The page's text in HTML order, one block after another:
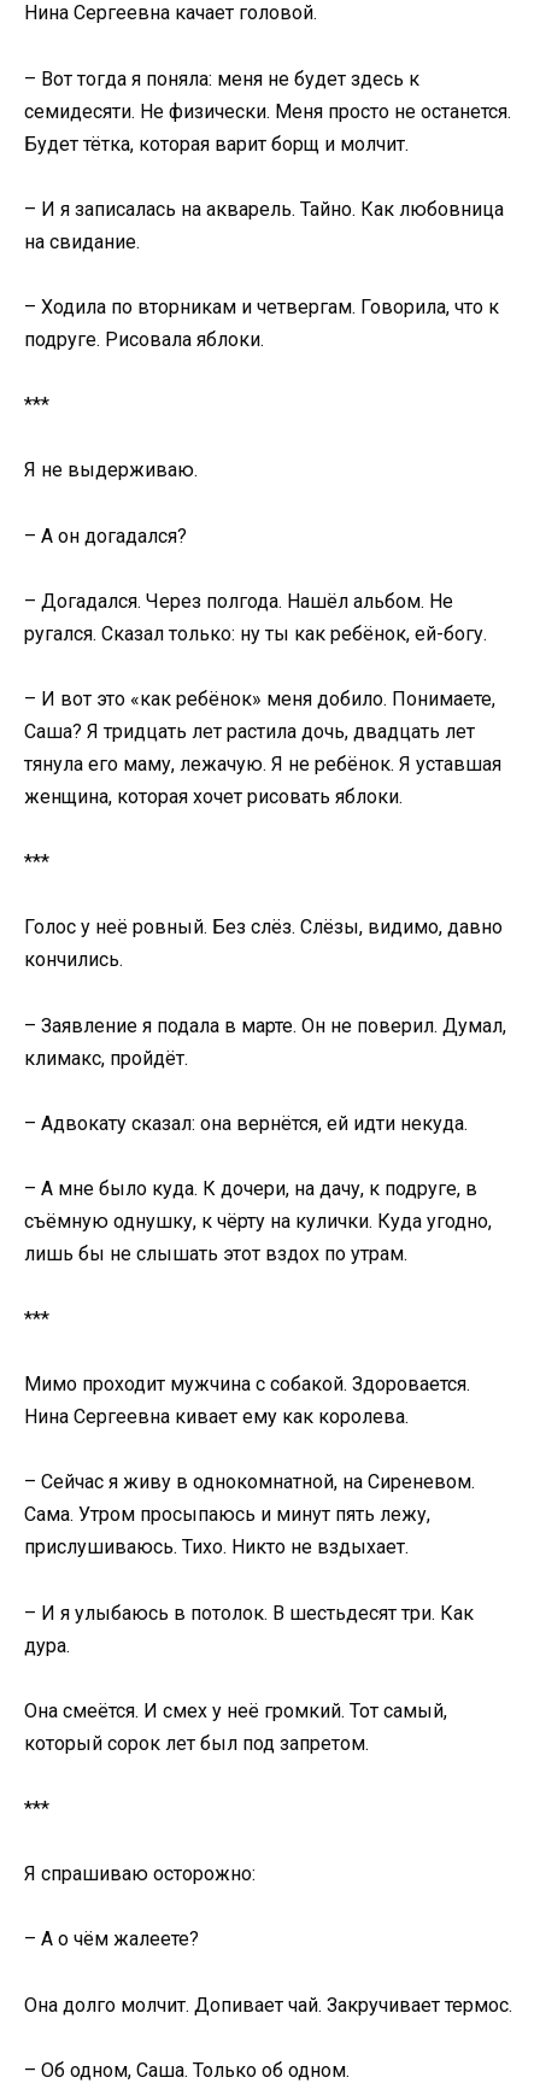
Нина Сергеевна качает головой.
– Вот тогда я поняла: меня не будет здесь к
семидесяти. Не физически. Меня просто не останется.
Будет тётка, которая варит борщ и молчит.
– И я записалась на акварель. Тайно. Как любовница
на свидание.
– Ходила по вторникам и четвергам. Говорила, что к
подруге. Рисовала яблоки.
***
Я не выдерживаю.
– А он догадался?
– Догадался. Через полгода. Нашёл альбом. Не
ругался. Сказал только: ну ты как ребёнок, ей-богу.
– И вот это «как ребёнок» меня добило. Понимаете,
Саша? Я тридцать лет растила дочь, двадцать лет
тянула его маму, лежачую. Я не ребёнок. Я уставшая
женщина, которая хочет рисовать яблоки.
***
Голос у неё ровный. Без слёз. Слёзы, видимо, давно
кончились.
– Заявление я подала в марте. Он не поверил. Думал,
климакс, пройдёт.
– Адвокату сказал: она вернётся, ей идти некуда.
– А мне было куда. К дочери, на дачу, к подруге, в
съёмную однушку, к чёрту на кулички. Куда угодно,
лишь бы не слышать этот вздох по утрам.
***
Мимо проходит мужчина с собакой. Здоровается.
Нина Сергеевна кивает ему как королева.
– Сейчас я живу в однокомнатной, на Сиреневом.
Сама. Утром просыпаюсь и минут пять лежу,
прислушиваюсь. Тихо. Никто не вздыхает.
– И я улыбаюсь в потолок. В шестьдесят три. Как
дура.
Она смеётся. И смех у неё громкий. Тот самый,
который сорок лет был под запретом.
***
Я спрашиваю осторожно:
– А о чём жалеете?
Она долго молчит. Допивает чай. Закручивает термос.
– Об одном, Саша. Только об одном.